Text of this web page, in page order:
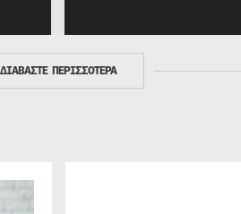
ΔΙΑΒΑΣΤΕ ΠΕΡΙΣΣΟΤΕΡΑ